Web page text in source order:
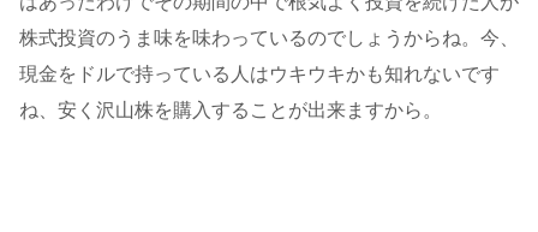
株式投資のうま味を味わっているのでしょうからね。今、
現金をドルで持っている人はウキウキかも知れないです
ね、安く沢山株を購入することが出来ますから。